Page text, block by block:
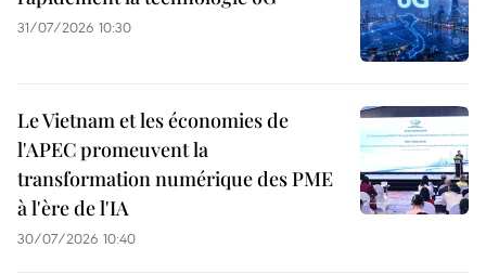
31/07/2026 10:30
Le Vietnam et les économies de
l'APEC promeuvent la
transformation numérique des PME
à l'ère de l'IA
30/07/2026 10:40